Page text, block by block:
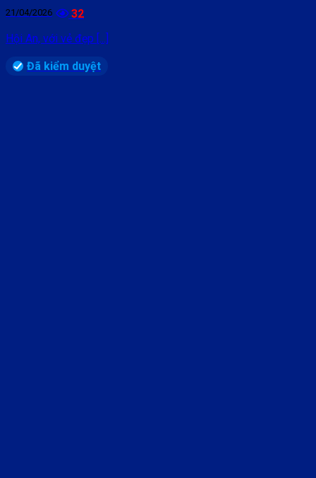
21/04/2026
32
Hội An, với vẻ đẹp [...]
Đã kiểm duyệt